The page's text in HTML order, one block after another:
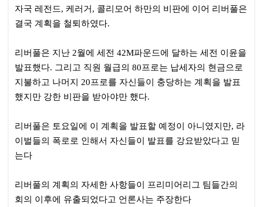
자국 레전드, 케러거, 콜리모어 하만의 비판에 이어 리버풀은
결국 계획을 철퇴하였다.
리버풀은 지난 2월에 세전 42M파운드에 달하는 세전 이윤을
발표했다. 그리고 직원 월급의 80프로는 납세자의 현금으로
지불하고 나머지 20프로를 자신들이 충당하는 계획을 발표
했지만 강한 비판을 받아야만 했다.
리버풀은 토요일에 이 계획을 발표할 예정이 아니였지만, 라
이벌들의 폭로로 인해서 자신들이 발표를 강요받았다고 믿
는다
리버풀의 계획의 자세한 사항들이 프리미어리그 팀들간의
회의 이후에 유출되었다고 언론사는 주장한다